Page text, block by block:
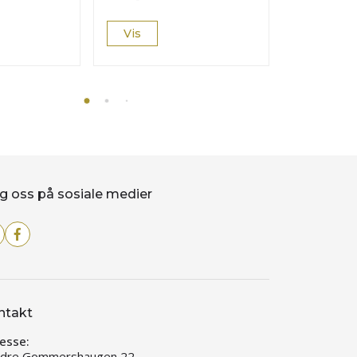
Vis
oss på sosiale medier